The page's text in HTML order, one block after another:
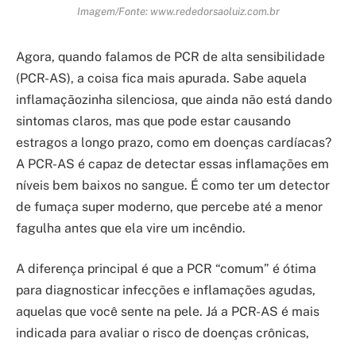
Imagem/Fonte: www.rededorsaoluiz.com.br
Agora, quando falamos de PCR de alta sensibilidade
(PCR-AS), a coisa fica mais apurada. Sabe aquela
inflamaçãozinha silenciosa, que ainda não está dando
sintomas claros, mas que pode estar causando
estragos a longo prazo, como em doenças cardíacas?
A PCR-AS é capaz de detectar essas inflamações em
níveis bem baixos no sangue. É como ter um detector
de fumaça super moderno, que percebe até a menor
fagulha antes que ela vire um incêndio.
A diferença principal é que a PCR “comum” é ótima
para diagnosticar infecções e inflamações agudas,
aquelas que você sente na pele. Já a PCR-AS é mais
indicada para avaliar o risco de doenças crônicas,